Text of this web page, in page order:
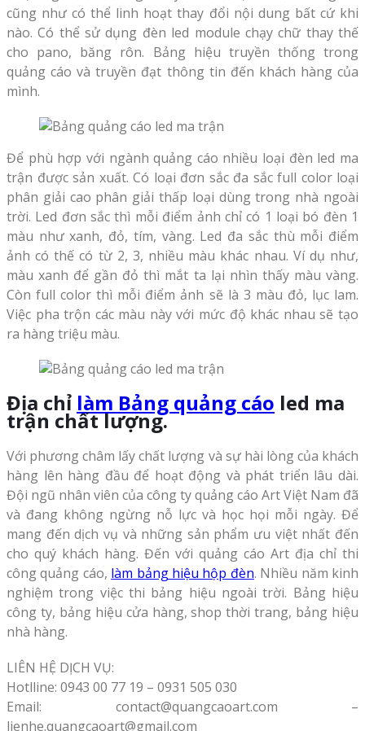
cũng như có thể linh hoạt thay đổi nội dung bất cứ khi
nào. Có thể sử dụng đèn led module chạy chữ thay thế
cho pano, băng rôn. Bảng hiệu truyền thống trong
quảng cáo và truyền đạt thông tin đến khách hàng của
mình.
Để phù hợp với ngành quảng cáo nhiều loại đèn led ma
trận được sản xuất. Có loại đơn sắc đa sắc full color loại
phân giải cao phân giải thấp loại dùng trong nhà ngoài
trời. Led đơn sắc thì mỗi điểm ảnh chỉ có 1 loại bó đèn 1
màu như xanh, đỏ, tím, vàng. Led đa sắc thù mỗi điểm
ảnh có thế có từ 2, 3, nhiều màu khác nhau. Ví dụ như,
màu xanh để gần đỏ thì mắt ta lại nhìn thấy màu vàng.
Còn full color thì mỗi điểm ảnh sẽ là 3 màu đỏ, lục lam.
Việc pha trộn các màu này với mức độ khác nhau sẽ tạo
ra hàng triệu màu.
Địa chỉ làm Bảng quảng cáo led ma
trận chất lượng.
Với phương châm lấy chất lượng và sự hài lòng của khách
hàng lên hàng đầu để hoạt động và phát triển lâu dài.
Đội ngũ nhân viên của công ty quảng cáo Art Việt Nam đã
và đang không ngừng nỗ lực và học họi mỗi ngày. Để
mang đến dịch vụ và những sản phẩm ưu việt nhất đến
cho quý khách hàng. Đến với quảng cáo Art địa chỉ thi
công quảng cáo, làm bảng hiệu hộp đèn. Nhiều năm kinh
nghiệm trong việc thi bảng hiệu ngoài trời. Bảng hiệu
công ty, bảng hiệu cửa hàng, shop thời trang, bảng hiệu
nhà hàng.
LIÊN HỆ DỊCH VỤ:
Hotlline: 0943 00 77 19 – 0931 505 030
Email: contact@quangcaoart.com –
lienhe.quangcaoart@gmail.com